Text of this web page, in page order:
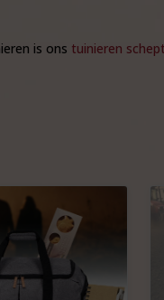
is ons tuinieren